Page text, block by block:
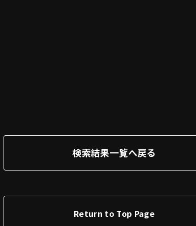
検索結果一覧へ戻る
Return to Top Page